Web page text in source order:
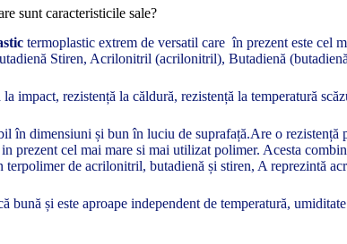
sunt caracteristicile sale?
termoplastic extrem de versatil care în prezent este cel
Stiren, Acrilonitril (acrilonitril), Butadienă
impact, rezistență la căldură, rezistență la temperatură
în dimensiuni și bun în luciu de suprafață.Are o
prezent cel mai mare si mai utilizat polimer. Acesta
terpolimer de acrilonitril, butadienă și stiren, A reprezintă
bună și este aproape independent de temperatură,